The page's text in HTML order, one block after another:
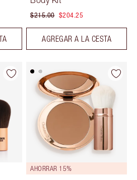
$215.00 $204.25
AGREGAR A LA CESTA
AHORRAR 15%